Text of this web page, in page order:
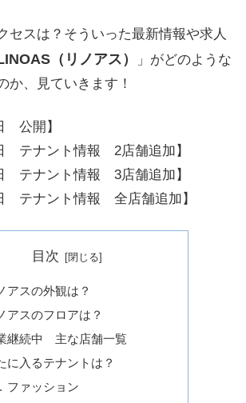
セスは？そういった最新情報や求人
（リノアス）
」がどのような
か、見ていきます！
公開】
テナント情報 2店舗追加】
テナント情報 3店舗追加】
テナント情報 全店舗追加】
目次
アスの外観は？
アスのフロアは？
継続中 主な店舗一覧
に入るテナントは？
ファッション